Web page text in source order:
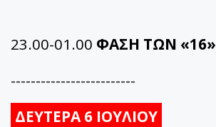
23.00-01.00 ΦΑΣΗ ΤΩΝ «16»
-------------------------
ΔΕΥΤΕΡΑ 6 ΙΟΥΛΙΟΥ